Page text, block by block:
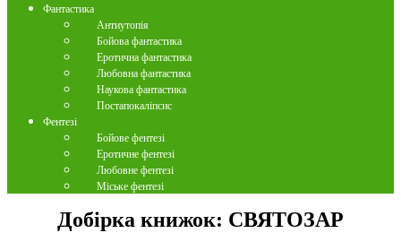
Фантастика
Антиутопія
Бойова фантастика
Еротична фантастика
Любовна фантастика
Наукова фантастика
Постапокаліпсис
Фентезі
Бойове фентезі
Еротичне фентезі
Любовне фентезі
Міське фентезі
Добірка книжок: СВЯТОЗАР